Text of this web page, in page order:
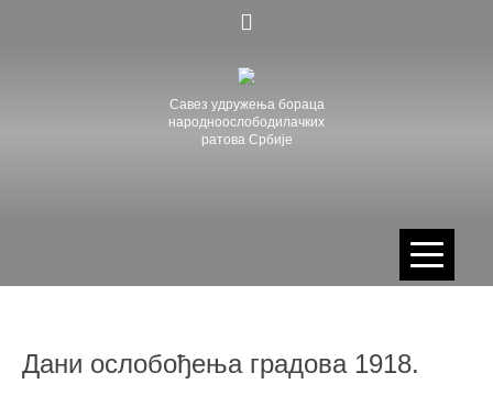
Савез удружења бораца
народноослободилачких
ратова Србије
Дани ослобођења градова 1918.